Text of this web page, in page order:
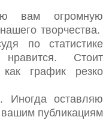
вам огромную
творчества.
по статистике
Стоит
как график резко
оставляю
публикациям